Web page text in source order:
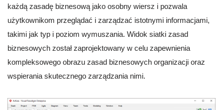
każdą zasadę biznesową jako osobny wiersz i pozwala
użytkownikom przeglądać i zarządzać istotnymi informacjami,
takimi jak typ i poziom wymuszania. Widok siatki zasad
biznesowych został zaprojektowany w celu zapewnienia
kompleksowego obrazu zasad biznesowych organizacji oraz
wspierania skutecznego zarządzania nimi.